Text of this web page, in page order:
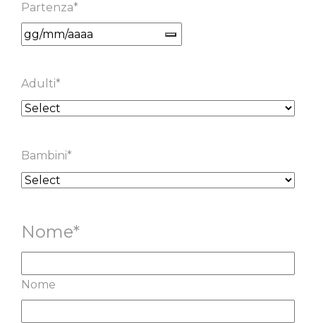
Partenza*
Adulti*
Bambini*
Nome*
Nome